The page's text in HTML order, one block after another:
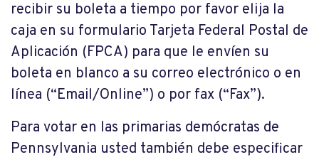
recibir su boleta a tiempo por favor elija la
caja en su formulario Tarjeta Federal Postal de
Aplicación (FPCA) para que le envíen su
boleta en blanco a su correo electrónico o en
línea (“Email/Online”) o por fax (“Fax”).
Para votar en las primarias demócratas de
Pennsylvania usted también debe especificar